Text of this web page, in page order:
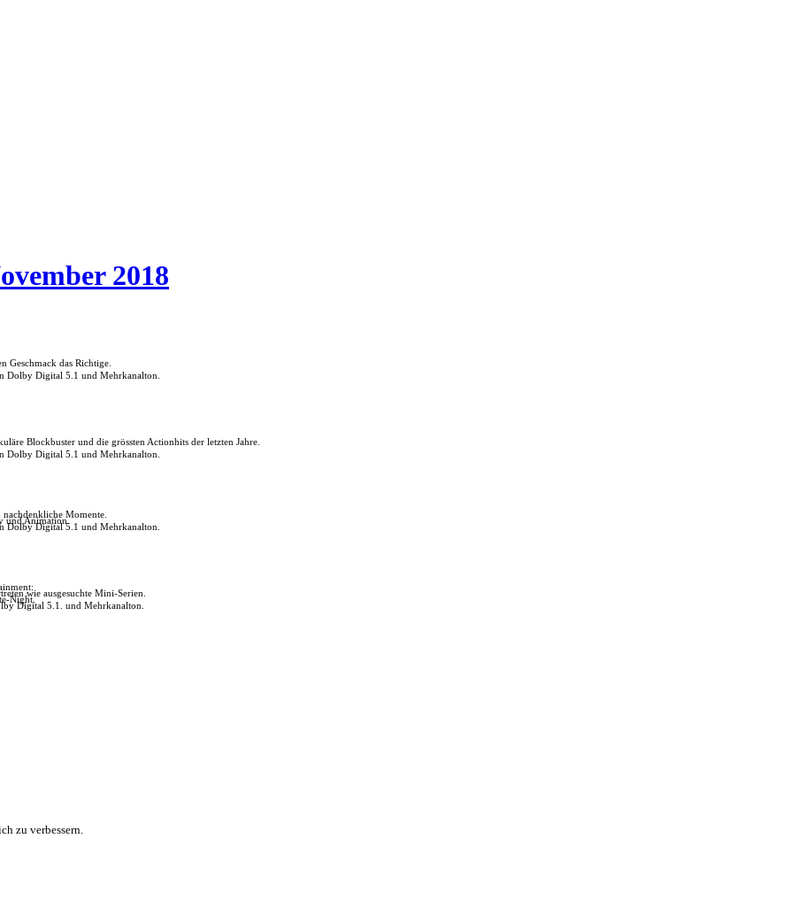
2018
Geschmack das Richtige.
Dolby Digital 5.1 und Mehrkanalton.
Blockbuster und die grössten Actionhits der letzten Jahre.
Dolby Digital 5.1 und Mehrkanalton.
Momente.
und Animation.
Dolby Digital 5.1 und Mehrkanalton.
wie ausgesuchte Mini-Serien.
Night.
Digital 5.1. und Mehrkanalton.
zu verbessern.